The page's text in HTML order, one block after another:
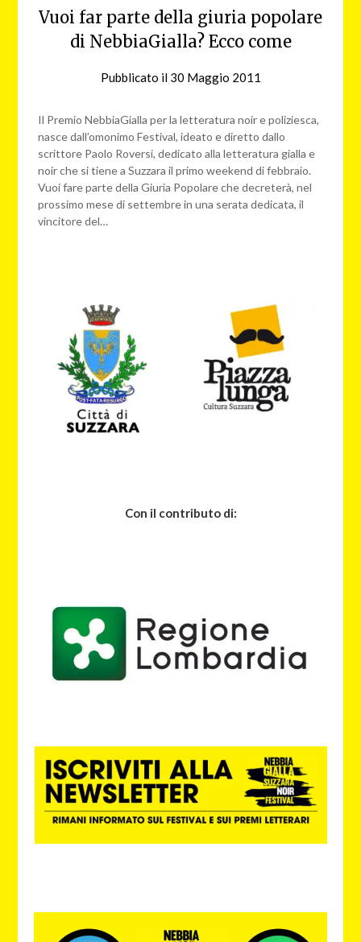
Vuoi far parte della giuria popolare
di NebbiaGialla? Ecco come
Pubblicato il 30 Maggio 2011
Il Premio NebbiaGialla per la letteratura noir e poliziesca,
nasce dall’omonimo Festival, ideato e diretto dallo
scrittore Paolo Roversi, dedicato alla letteratura gialla e
noir che si tiene a Suzzara il primo weekend di febbraio.
Vuoi fare parte della Giuria Popolare che decreterà, nel
prossimo mese di settembre in una serata dedicata, il
vincitore del…
Con il contributo di: